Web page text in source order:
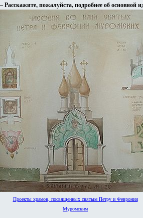
– Расскажите, пожалуйста, подробнее об основной
Проекты храмов, посвященных святым Петру и Февронии
Муромским